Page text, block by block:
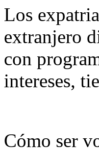
Los
extranjero
con
intereses,
Cómo ser